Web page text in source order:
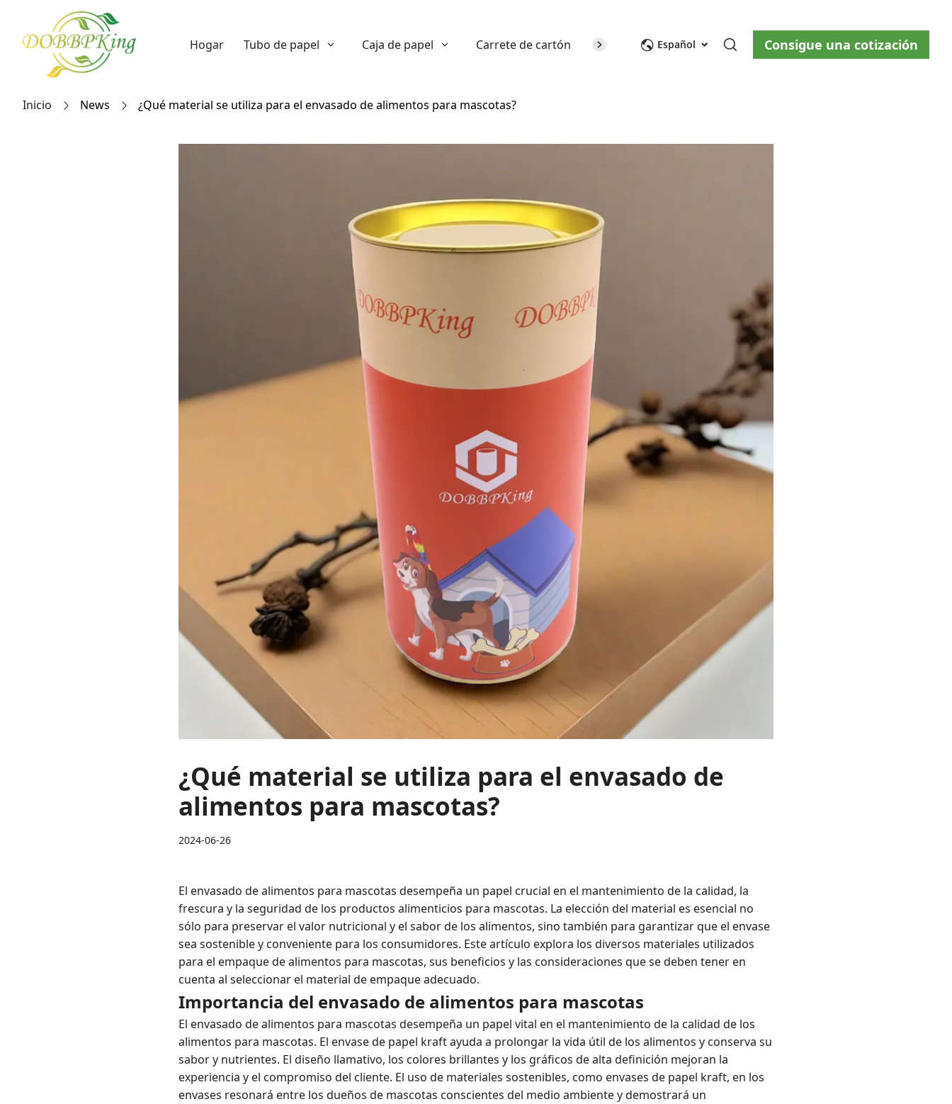
Hogar Tubo de papel Caja de papel Carrete de cartón Sobre nosotros Blog Contáctenos
Español Consigue una cotización
Inicio News ¿Qué material se utiliza para el envasado de alimentos para mascotas?
¿Qué material se utiliza para el envasado de
alimentos para mascotas?
2024-06-26
El envasado de alimentos para mascotas desempeña un papel crucial en el mantenimiento de la calidad, la
frescura y la seguridad de los productos alimenticios para mascotas. La elección del material es esencial no
sólo para preservar el valor nutricional y el sabor de los alimentos, sino también para garantizar que el envase
sea sostenible y conveniente para los consumidores. Este artículo explora los diversos materiales utilizados
para el empaque de alimentos para mascotas, sus beneficios y las consideraciones que se deben tener en
cuenta al seleccionar el material de empaque adecuado.
Importancia del envasado de alimentos para mascotas
El envasado de alimentos para mascotas desempeña un papel vital en el mantenimiento de la calidad de los
alimentos para mascotas. El envase de papel kraft ayuda a prolongar la vida útil de los alimentos y conserva su
sabor y nutrientes. El diseño llamativo, los colores brillantes y los gráficos de alta definición mejoran la
experiencia y el compromiso del cliente. El uso de materiales sostenibles, como envases de papel kraft, en los
envases resonará entre los dueños de mascotas conscientes del medio ambiente y demostrará un